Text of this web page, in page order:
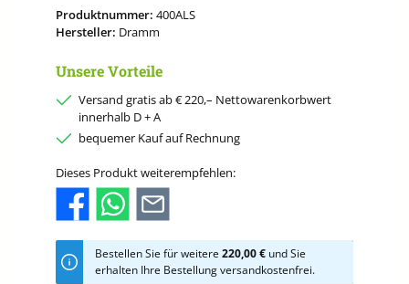
Produktnummer: 400ALS
Hersteller: Dramm
Unsere Vorteile
Versand gratis ab € 220,– Nettowarenkorbwert
innerhalb D + A
bequemer Kauf auf Rechnung
Dieses Produkt weiterempfehlen:
Bestellen Sie für weitere220,00 € und Sie
erhalten Ihre Bestellung versandkostenfrei.